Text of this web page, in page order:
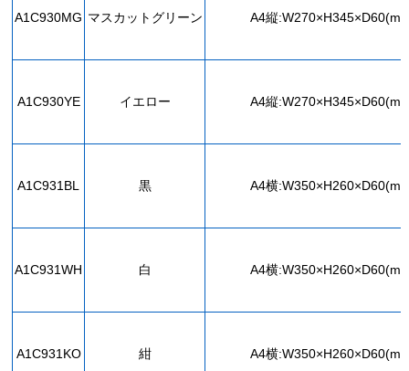
A1C930MG マスカットグリーン A4縦
A1C930YE イエロー A4縦
A1C931BL 黒 A4横
A1C931WH 白 A4横
A1C931KO 紺 A4横